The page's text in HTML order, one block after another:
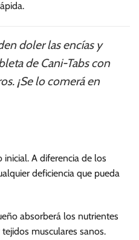
doler las encías y
de Cani-Tabs con
¡Se lo comerá en
A diferencia de los
deficiencia que pueda
absorberá los nutrientes
musculares sanos.